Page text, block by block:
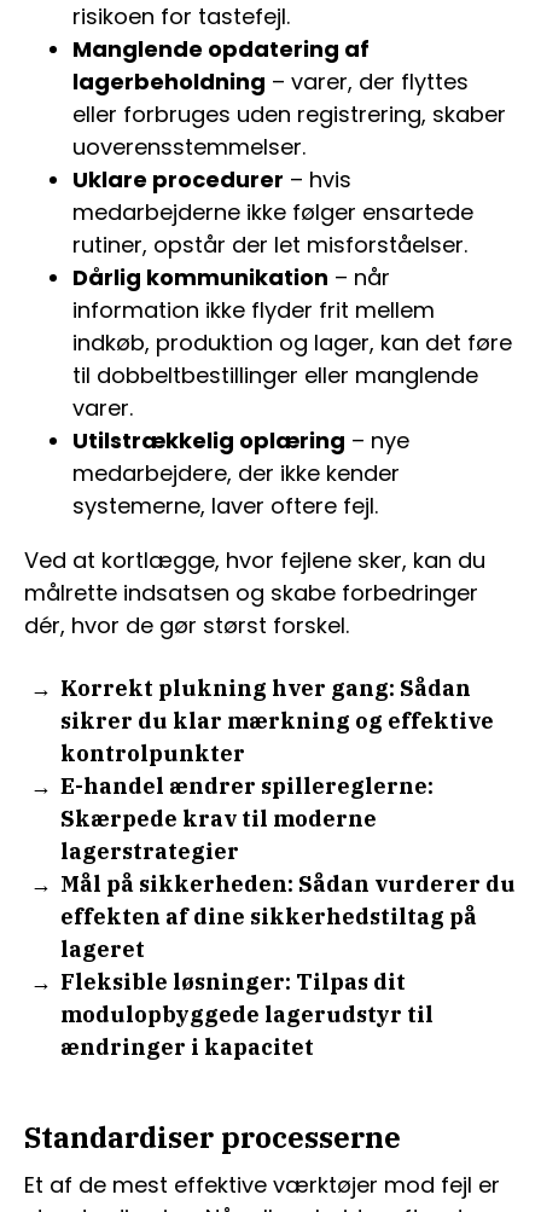
risikoen for tastefejl.
Manglende opdatering af
lagerbeholdning – varer, der flyttes
eller forbruges uden registrering, skaber
uoverensstemmelser.
Uklare procedurer – hvis
medarbejderne ikke følger ensartede
rutiner, opstår der let misforståelser.
Dårlig kommunikation – når
information ikke flyder frit mellem
indkøb, produktion og lager, kan det føre
til dobbeltbestillinger eller manglende
varer.
Utilstrækkelig oplæring – nye
medarbejdere, der ikke kender
systemerne, laver oftere fejl.
Ved at kortlægge, hvor fejlene sker, kan du
målrette indsatsen og skabe forbedringer
dér, hvor de gør størst forskel.
Korrekt plukning hver gang: Sådan
sikrer du klar mærkning og effektive
kontrolpunkter
E-handel ændrer spillereglerne:
Skærpede krav til moderne
lagerstrategier
Mål på sikkerheden: Sådan vurderer du
effekten af dine sikkerhedstiltag på
lageret
Fleksible løsninger: Tilpas dit
modulopbyggede lagerudstyr til
ændringer i kapacitet
Standardiser processerne
Et af de mest effektive værktøjer mod fejl er